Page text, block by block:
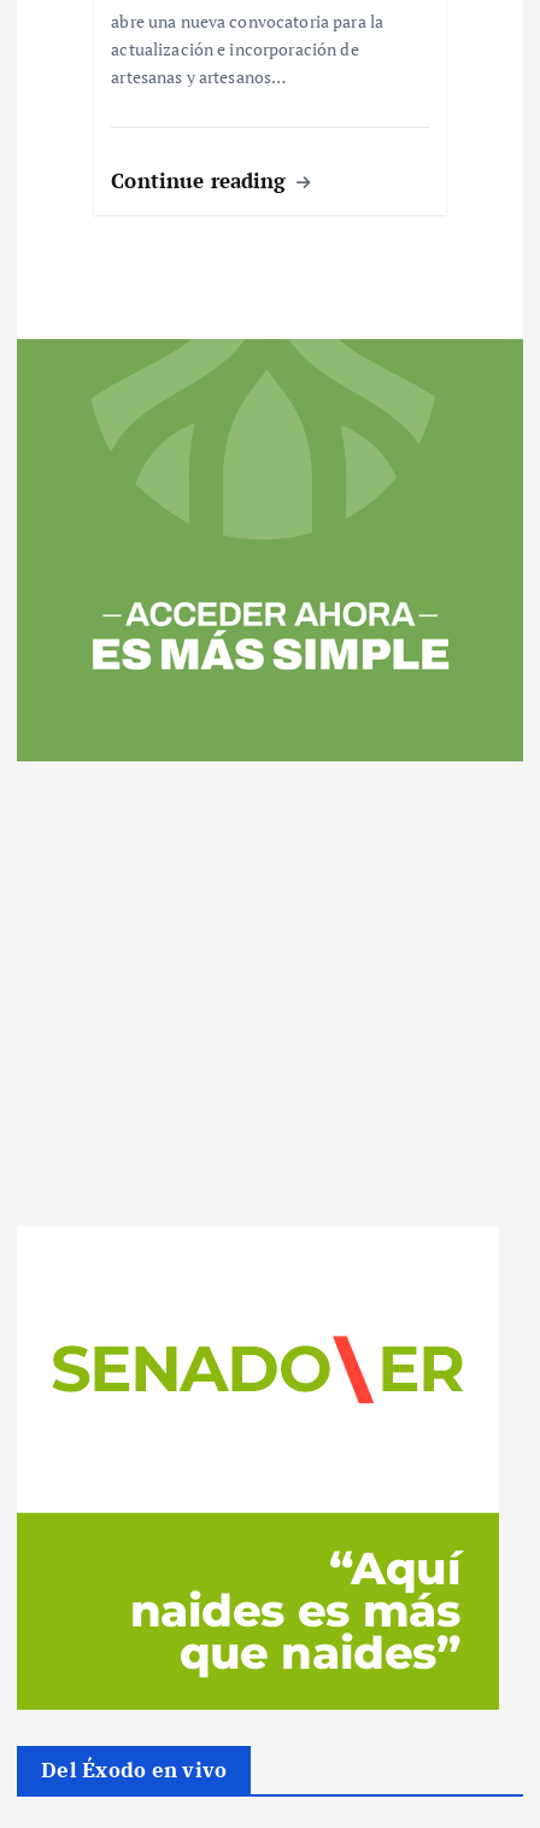
abre una nueva convocatoria para la
actualización e incorporación de
artesanas y artesanos…
Continue reading
Del Éxodo en vivo